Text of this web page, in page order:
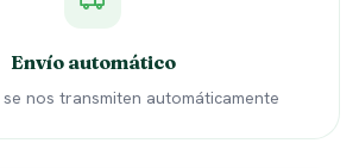
Envío automático
nos transmiten automáticamente